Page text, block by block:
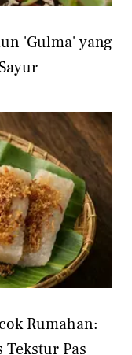
'Gulma' yang
Rumahan:
Tekstur Pas